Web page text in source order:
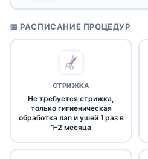
📅 РАСПИСАНИЕ ПРОЦЕДУР
СТРИЖКА
Не требуется стрижка,
только гигиеническая
обработка лап и ушей 1 раз в
1-2 месяца